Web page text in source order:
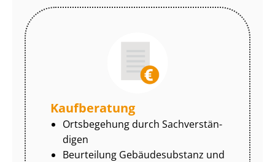
Kaufberatung
Ortsbegehung durch Sach­ver­stän­
di­gen
Beurteilung Gebäudesubstanz und